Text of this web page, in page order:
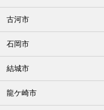
古河市
石岡市
結城市
龍ケ崎市